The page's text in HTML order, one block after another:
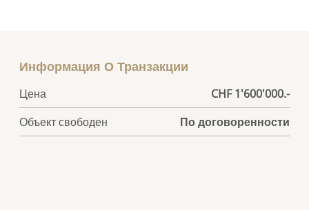
Информация О Транзакции
Цена
CHF 1'600'000.-
Объект свободен
По договоренности